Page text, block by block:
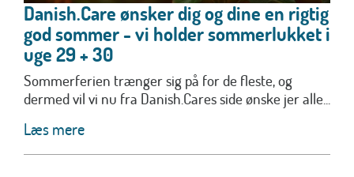
Danish.Care ønsker dig og dine en rigtig
god sommer - vi holder sommerlukket i
uge 29 + 30
Sommerferien trænger sig på for de fleste, og
dermed vil vi nu fra Danish.Cares side ønske jer alle...
Læs mere